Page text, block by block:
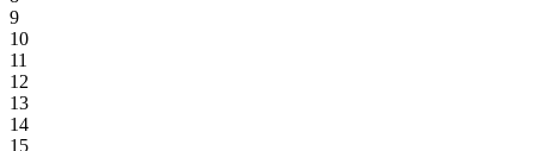
9
10
11
12
13
14
15